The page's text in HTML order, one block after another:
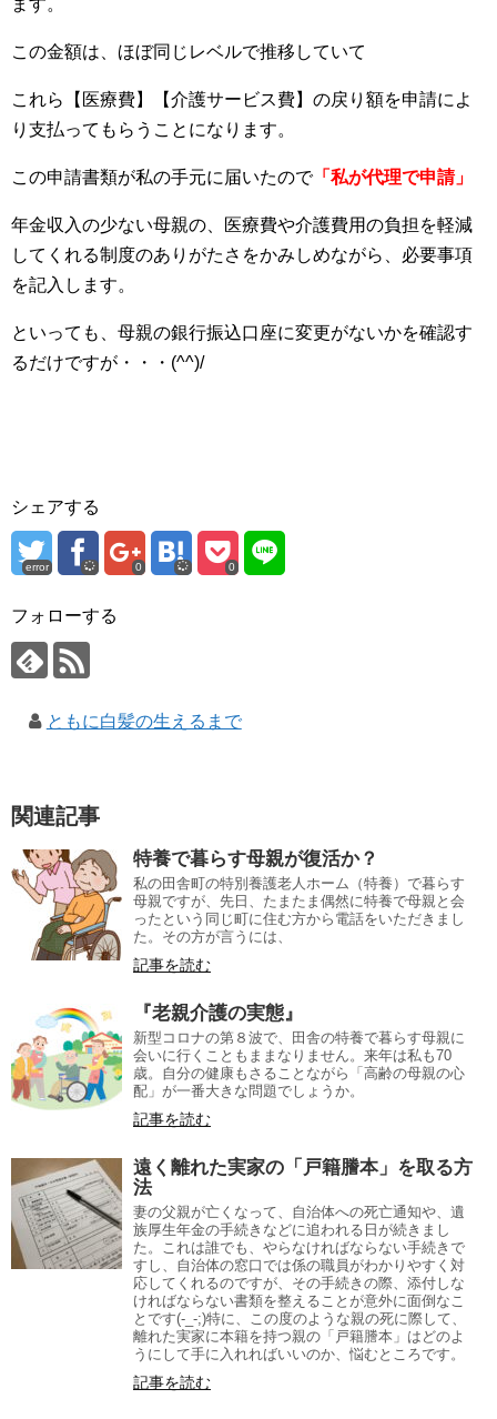
ます。
この金額は、ほぼ同じレベルで推移していて
これら【医療費】【介護サービス費】の戻り額を申請によ
り支払ってもらうことになります。
この申請書類が私の手元に届いたので「私が代理で申請」
年金収入の少ない母親の、医療費や介護費用の負担を軽減
してくれる制度のありがたさをかみしめながら、必要事項
を記入します。
といっても、母親の銀行振込口座に変更がないかを確認す
るだけですが・・・(^^)/
シェアする
error 0 0
フォローする
ともに白髪の生えるまで
関連記事
特養で暮らす母親が復活か？
私の田舎町の特別養護老人ホーム（特養）で暮らす
母親ですが、先日、たまたま偶然に特養で母親と会
ったという同じ町に住む方から電話をいただきまし
た。その方が言うには、
記事を読む
『老親介護の実態』
新型コロナの第８波で、田舎の特養で暮らす母親に
会いに行くこともままなりません。来年は私も70
歳。自分の健康もさることながら「高齢の母親の心
配」が一番大きな問題でしょうか。
記事を読む
遠く離れた実家の「戸籍謄本」を取る方
法
妻の父親が亡くなって、自治体への死亡通知や、遺
族厚生年金の手続きなどに追われる日が続きまし
た。これは誰でも、やらなければならない手続きで
すし、自治体の窓口では係の職員がわかりやすく対
応してくれるのですが、その手続きの際、添付しな
ければならない書類を整えることが意外に面倒なこ
とです(-_-;)特に、この度のような親の死に際して、
離れた実家に本籍を持つ親の「戸籍謄本」はどのよ
うにして手に入れればいいのか、悩むところです。
記事を読む